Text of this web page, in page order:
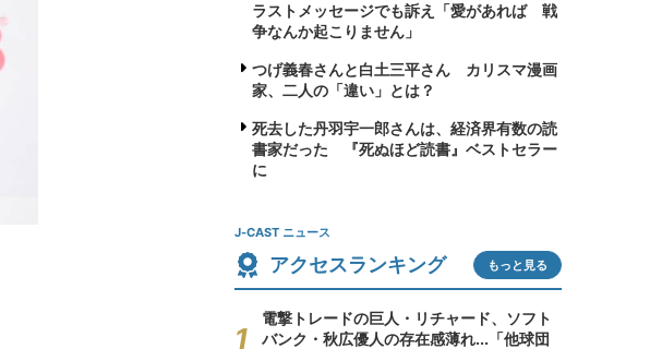
ラストメッセージでも訴え「愛があれば 戦
争なんか起こりません」
つげ義春さんと白土三平さん カリスマ漫画
家、二人の「違い」とは？
死去した丹羽宇一郎さんは、経済界有数の読
書家だった 『死ぬほど読書』ベストセラー
に
J-CAST ニュース
アクセスランキング もっと見る
電撃トレードの巨人・リチャード、ソフト
バンク・秋広優人の存在感薄れ...「他球団